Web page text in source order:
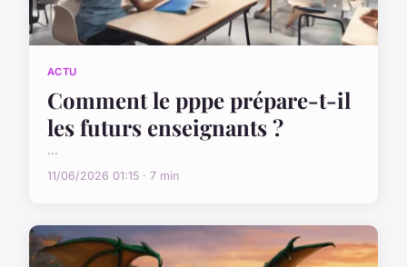
ACTU
Comment le pppe prépare-t-il
les futurs enseignants ?
...
11/06/2026 01:15 · 7 min